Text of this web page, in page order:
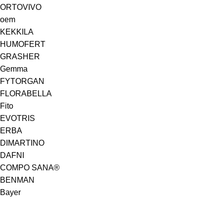
ORTOVIVO
oem
KEKKILA
HUMOFERT
GRASHER
Gemma
FYTORGAN
FLORABELLA
Fito
EVOTRIS
ERBA
DIMARTINO
DAFNI
COMPO SANA®
BENMAN
Bayer